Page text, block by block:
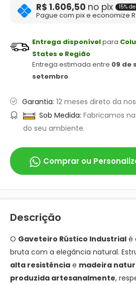
R$ 1.606,50 no pix 15%
Pague com pix e economize
Entrega disponívelpara
States e Região
Entrega estimada entre 09 de
setembro.
Garantia: 12 meses direto da
Sob Medida: Fabricamos
do seu ambiente.
Comprar ou
Descrição
O Gaveteiro Rústico Industrial é
bruta com a elegância natural.
alta resistência e madeira
produzida artesanalmente,